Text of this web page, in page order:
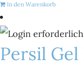
In den Warenkorb
Persil Gel